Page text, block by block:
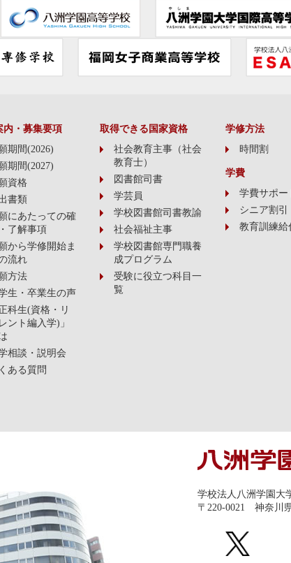
内・募集要項
期間(2026)
期間(2027)
資格
書類
にあたっての確
了解事項
から学修開始ま
流れ
方法
生・卒業生の声
正科生(資格・リ
ント編入学)」
相談・説明会
ある質問
取得できる国家資格
社会教育主事（社会
教育士）
図書館司書
学芸員
学校図書館司書教諭
社会福祉主事
学校図書館専門職養
成プログラム
受験に役立つ科目一
覧
学修方法
時間割
学費
学費サポー
シニア割引
教育訓練給
学校法人八洲学園
〒220-0021 神奈川